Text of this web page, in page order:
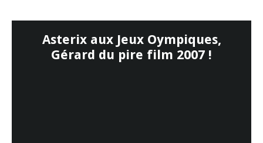
Asterix aux Jeux Oympiques,
Gérard du pire film 2007 !